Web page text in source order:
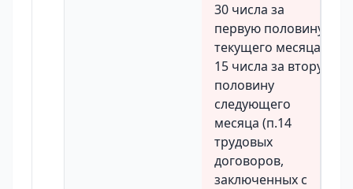
30 числа за
первую половину
текущего месяца и
15 числа за вторую
половину
следующего
месяца (п.14
трудовых
договоров,
заключенных с